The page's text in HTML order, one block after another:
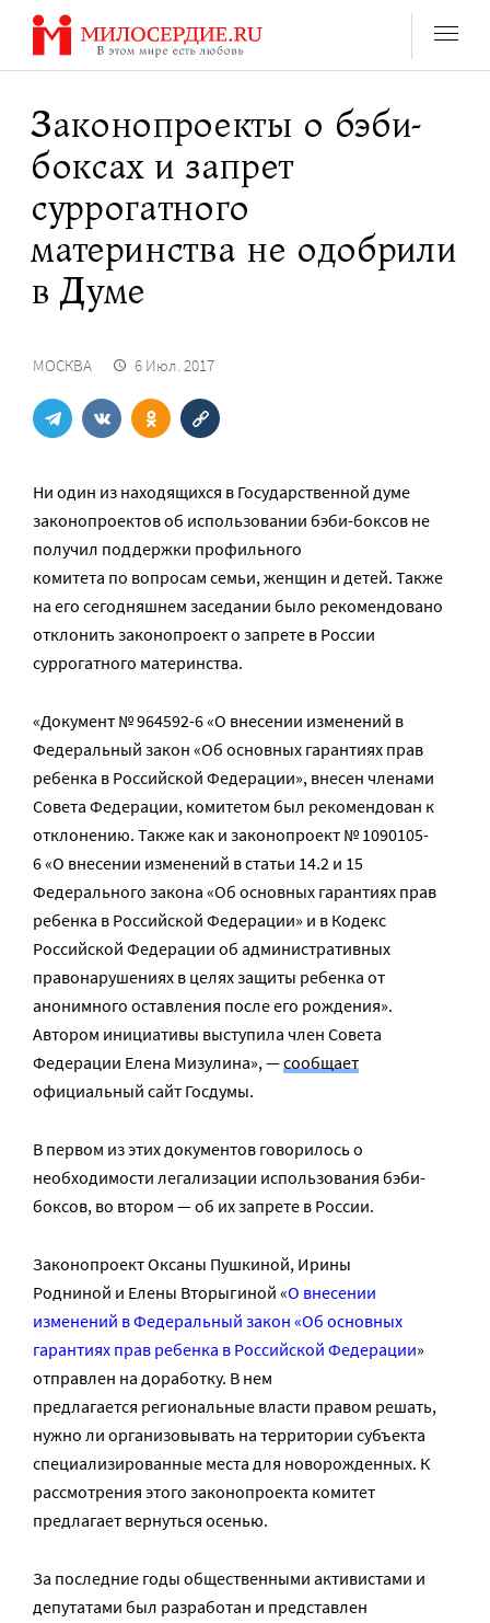
Перейти
содержанию
Законопроекты о бэби-
боксах и запрет
суррогатного
материнства не одобрили
в Думе
МОСКВА 6 Июл. 2017
Ни один из находящихся в Государственной думе
законопроектов об использовании бэби-боксов не
получил поддержки профильного
комитета по вопросам семьи, женщин и детей. Также
на его сегодняшнем заседании было рекомендовано
отклонить законопроект о запрете в России
суррогатного материнства.
«Документ № 964592-6 «О внесении изменений в
Федеральный закон «Об основных гарантиях прав
ребенка в Российской Федерации», внесен членами
Совета Федерации, комитетом был рекомендован к
отклонению. Также как и законопроект № 1090105-
6 «О внесении изменений в статьи 14.2 и 15
Федерального закона «Об основных гарантиях прав
ребенка в Российской Федерации» и в Кодекс
Российской Федерации об административных
правонарушениях в целях защиты ребенка от
анонимного оставления после его рождения».
Автором инициативы выступила член Совета
Федерации Елена Мизулина», —сообщает
официальный сайт Госдумы.
В первом из этих документов говорилось о
необходимости легализации использования бэби-
боксов, во втором — об их запрете в России.
Законопроект Оксаны Пушкиной, Ирины
Родниной и Елены Вторыгиной «О внесении
изменений в Федеральный закон «Об основных
гарантиях прав ребенка в Российской Федерации»
отправлен на доработку. В нем
предлагается региональные власти правом решать,
нужно ли организовывать на территории субъекта
специализированные места для новорожденных. К
рассмотрения этого законопроекта комитет
предлагает вернуться осенью.
За последние годы общественными активистами и
депутатами был разработан и представлен